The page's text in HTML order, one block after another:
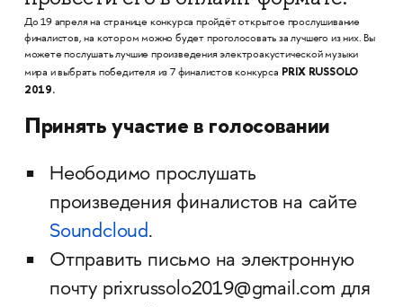
До 19 апреля на странице конкурса пройдёт открытое прослушивание
финалистов, на котором можно будет проголосовать за лучшего из них. Вы
можете послушать лучшие произведения электроакустической музыки
мира и выбрать победителя из 7 финалистов конкурса PRIX RUSSOLO
2019.
Принять участие в голосовании
Неободимо прослушать
произведения финалистов на сайте
Soundcloud.
Отправить письмо на электронную
почту prixrussolo2019@gmail.com для